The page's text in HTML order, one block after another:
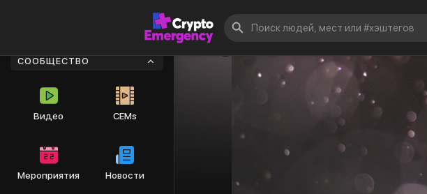
СООБЩЕСТВО
Видео CEMs
Мероприятия Новости